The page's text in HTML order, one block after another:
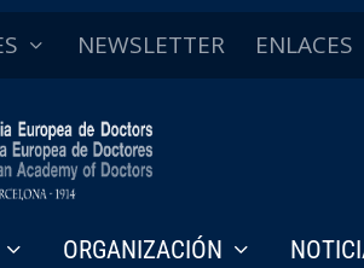
NEWSLETTER ENLACES
ORGANIZACIÓN